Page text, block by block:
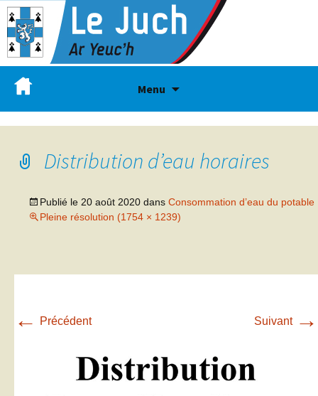
Menu
Distribution d’eau horaires
Publié le 20 août 2020 dans Consommation d’eau du potable
Pleine résolution (1754 × 1239)
← Précédent Suivant →